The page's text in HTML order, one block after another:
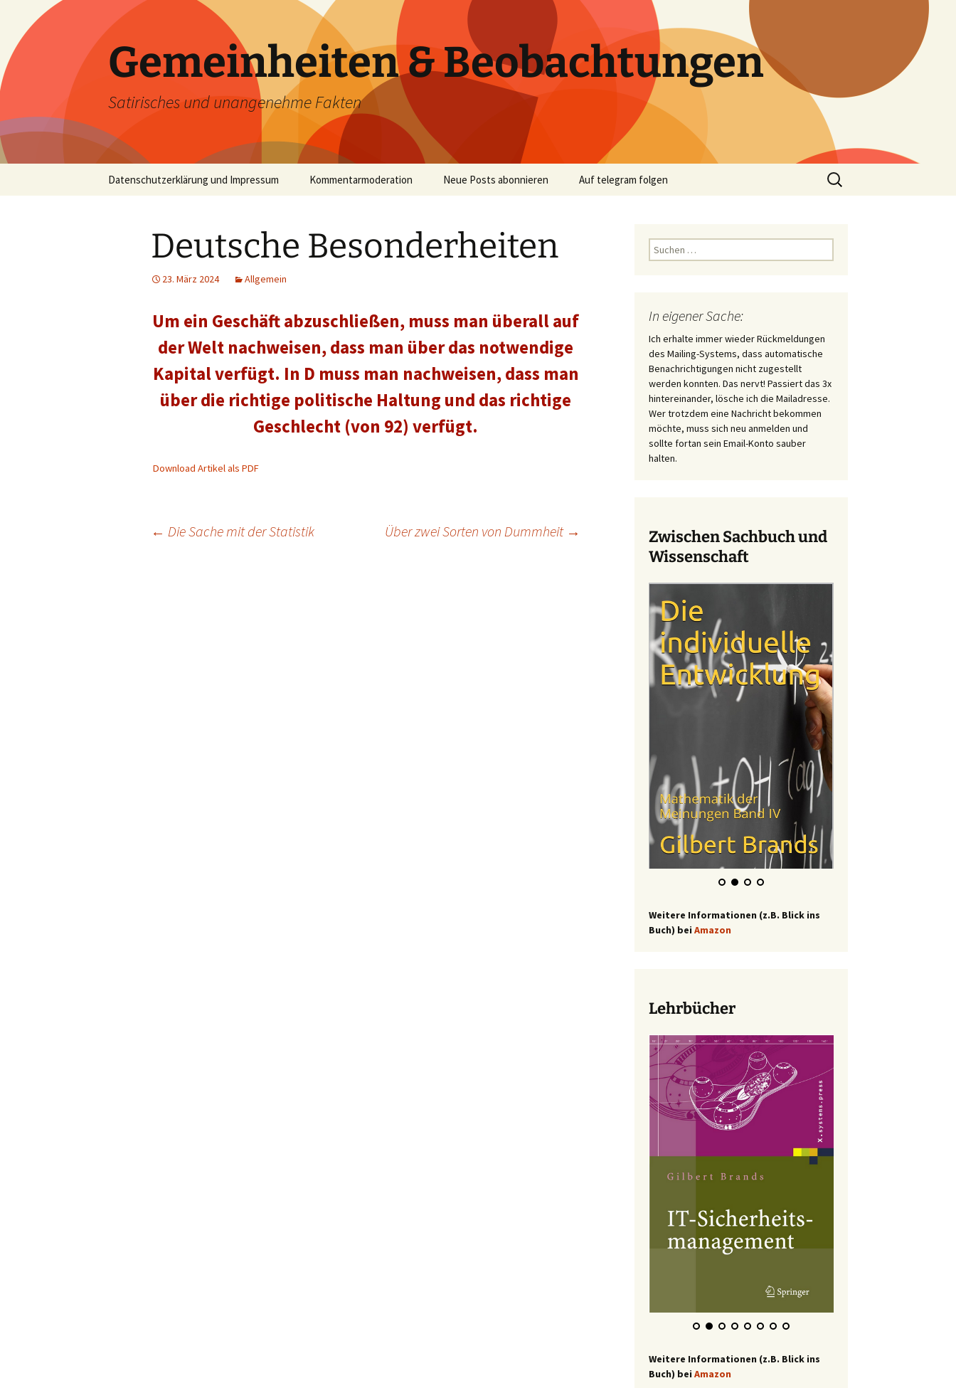
Inhalt
springen
Gemeinheiten & Beobachtungen
Satirisches und unangenehme Fakten
Datenschutzerklärung und Impressum Kommentarmoderation Neue Posts abonnieren Auf telegram folgen
Suchen
nach:
Deutsche Besonderheiten
23. März 2024 Allgemein
Um ein Geschäft abzuschließen, muss man überall auf
der Welt nachweisen, dass man über das notwendige
Kapital verfügt. In D muss man nachweisen, dass man
über die richtige politische Haltung und das richtige
Geschlecht (von 92) verfügt.
Download Artikel als PDF
Beitragsnavigation
← Die Sache mit der Statistik Über zwei Sorten von Dummheit →
Suchen
nach:
In eigener Sache:
Ich erhalte immer wieder Rückmeldungen
des Mailing-Systems, dass automatische
Benachrichtigungen nicht zugestellt
werden konnten. Das nervt! Passiert das 3x
hintereinander, lösche ich die Mailadresse.
Wer trotzdem eine Nachricht bekommen
möchte, muss sich neu anmelden und
sollte fortan sein Email-Konto sauber
halten.
Zwischen Sachbuch und
Wissenschaft
Weitere Informationen (z.B. Blick ins
Buch) bei Amazon
Lehrbücher
Weitere Informationen (z.B. Blick ins
Buch) bei Amazon